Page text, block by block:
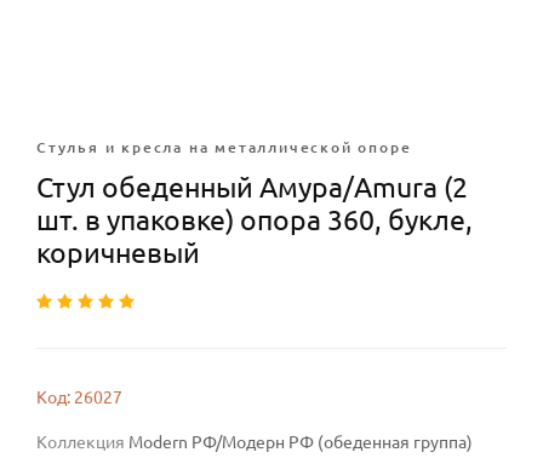
Стулья и кресла на металлической опоре
Стул обеденный Амура/Amura (2
шт. в упаковке) опора 360, букле,
коричневый
Код: 26027
Коллекция Modern РФ/Модерн РФ (обеденная группа)